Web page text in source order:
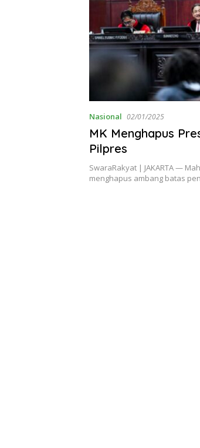
Nasional 02/01/2025
MK Menghapus
Pilpres
SwaraRakyat | JAKARTA —
menghapus ambang batas